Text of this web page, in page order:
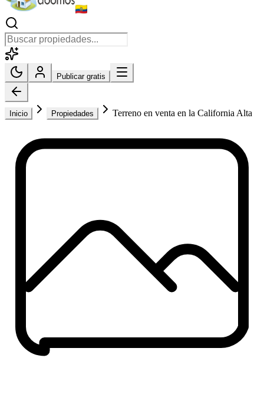
Publicar gratis
Inicio Propiedades Terreno en venta en la California Alta